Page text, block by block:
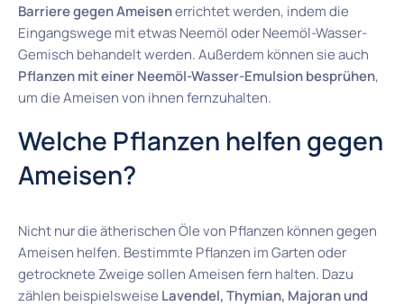
Barriere gegen Ameisenerrichtet werden, indem die
Eingangswege mit etwas Neemöl oder Neemöl-Wasser-
Gemisch behandelt werden. Außerdem können sie auch
Pflanzen mit einer Neemöl-Wasser-Emulsion besprühen,
um die Ameisen von ihnen fernzuhalten.
Welche Pflanzen helfen gegen
Ameisen?
Nicht nur die ätherischen Öle von Pflanzen können gegen
Ameisen helfen. Bestimmte Pflanzen im Garten oder
getrocknete Zweige sollen Ameisen fern halten. Dazu
zählen beispielsweise Lavendel, Thymian, Majoran und